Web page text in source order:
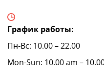
График работы:
Пн-Вс: 10.00 – 22.00
Mon-Sun: 10.00 am –